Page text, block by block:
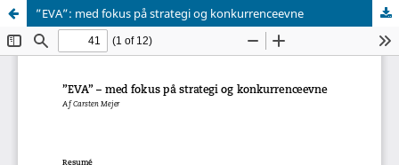
”EVA”: med fokus på strategi og konkurrenceevne